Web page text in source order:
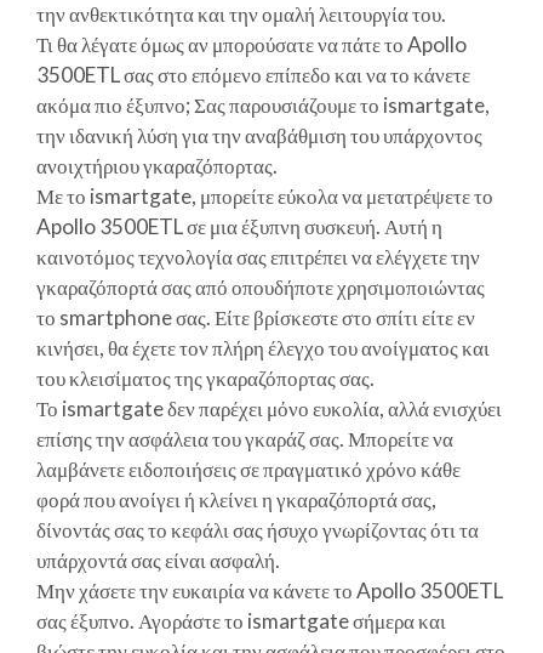
την ανθεκτικότητα και την ομαλή λειτουργία του.
Τι θα λέγατε όμως αν μπορούσατε να πάτε το Apollo
3500ETL σας στο επόμενο επίπεδο και να το κάνετε
ακόμα πιο έξυπνο; Σας παρουσιάζουμε το ismartgate,
την ιδανική λύση για την αναβάθμιση του υπάρχοντος
ανοιχτήριου γκαραζόπορτας.
Με το ismartgate, μπορείτε εύκολα να μετατρέψετε το
Apollo 3500ETL σε μια έξυπνη συσκευή. Αυτή η
καινοτόμος τεχνολογία σας επιτρέπει να ελέγχετε την
γκαραζόπορτά σας από οπουδήποτε χρησιμοποιώντας
το smartphone σας. Είτε βρίσκεστε στο σπίτι είτε εν
κινήσει, θα έχετε τον πλήρη έλεγχο του ανοίγματος και
του κλεισίματος της γκαραζόπορτας σας.
Το ismartgate δεν παρέχει μόνο ευκολία, αλλά ενισχύει
επίσης την ασφάλεια του γκαράζ σας. Μπορείτε να
λαμβάνετε ειδοποιήσεις σε πραγματικό χρόνο κάθε
φορά που ανοίγει ή κλείνει η γκαραζόπορτά σας,
δίνοντάς σας το κεφάλι σας ήσυχο γνωρίζοντας ότι τα
υπάρχοντά σας είναι ασφαλή.
Μην χάσετε την ευκαιρία να κάνετε το Apollo 3500ETL
σας έξυπνο. Αγοράστε το ismartgate σήμερα και